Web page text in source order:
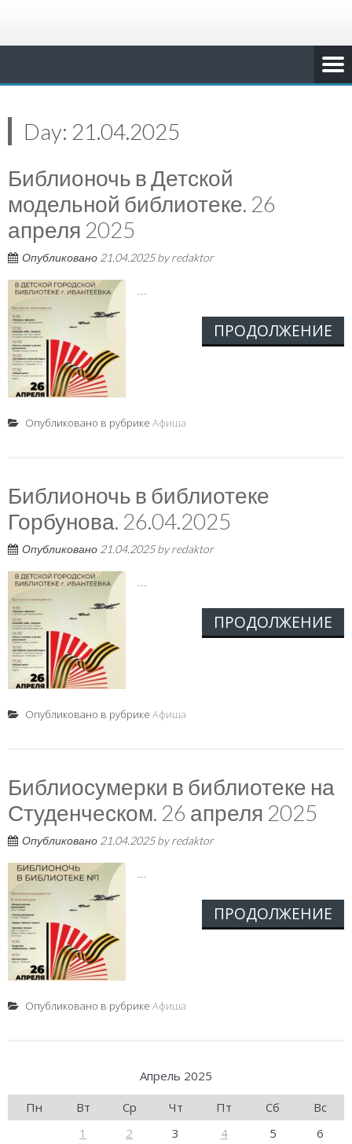
Day: 21.04.2025
Библионочь в Детской
модельной библиотеке. 26
апреля 2025
Опубликовано 21.04.2025byredaktor
ПРОДОЛЖЕНИЕ
Опубликовано в рубрике Афиша
Библионочь в библиотеке
Горбунова. 26.04.2025
Опубликовано 21.04.2025byredaktor
ПРОДОЛЖЕНИЕ
Опубликовано в рубрике Афиша
Библиосумерки в библиотеке на
Студенческом. 26 апреля 2025
Опубликовано 21.04.2025byredaktor
ПРОДОЛЖЕНИЕ
Опубликовано в рубрике Афиша
Апрель 2025
Пн
Вт Ср Чт Пт Сб
Вс
1
2 3 4 5
6